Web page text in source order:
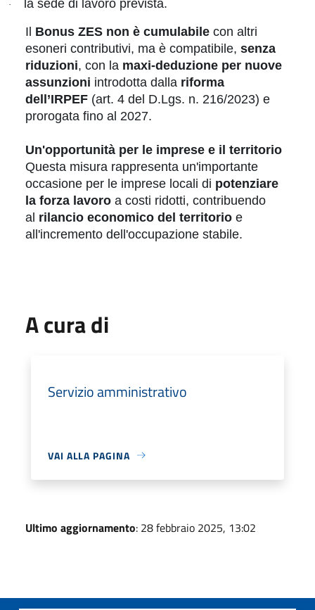
·
la sede di lavoro prevista.
Il Bonus ZES non è cumulabile con altri
esoneri contributivi, ma è compatibile, senza
riduzioni, con la maxi-deduzione per nuove
assunzioni introdotta dalla riforma
dell’IRPEF (art. 4 del D.Lgs. n. 216/2023) e
prorogata fino al 2027.
Un'opportunità per le imprese e il territorio
Questa misura rappresenta un'importante
occasione per le imprese locali di potenziare
la forza lavoro a costi ridotti, contribuendo
al rilancio economico del territorio e
all'incremento dell'occupazione stabile.
A cura di
Servizio amministrativo
VAI ALLA PAGINA
Ultimo aggiornamento: 28 febbraio 2025, 13:02